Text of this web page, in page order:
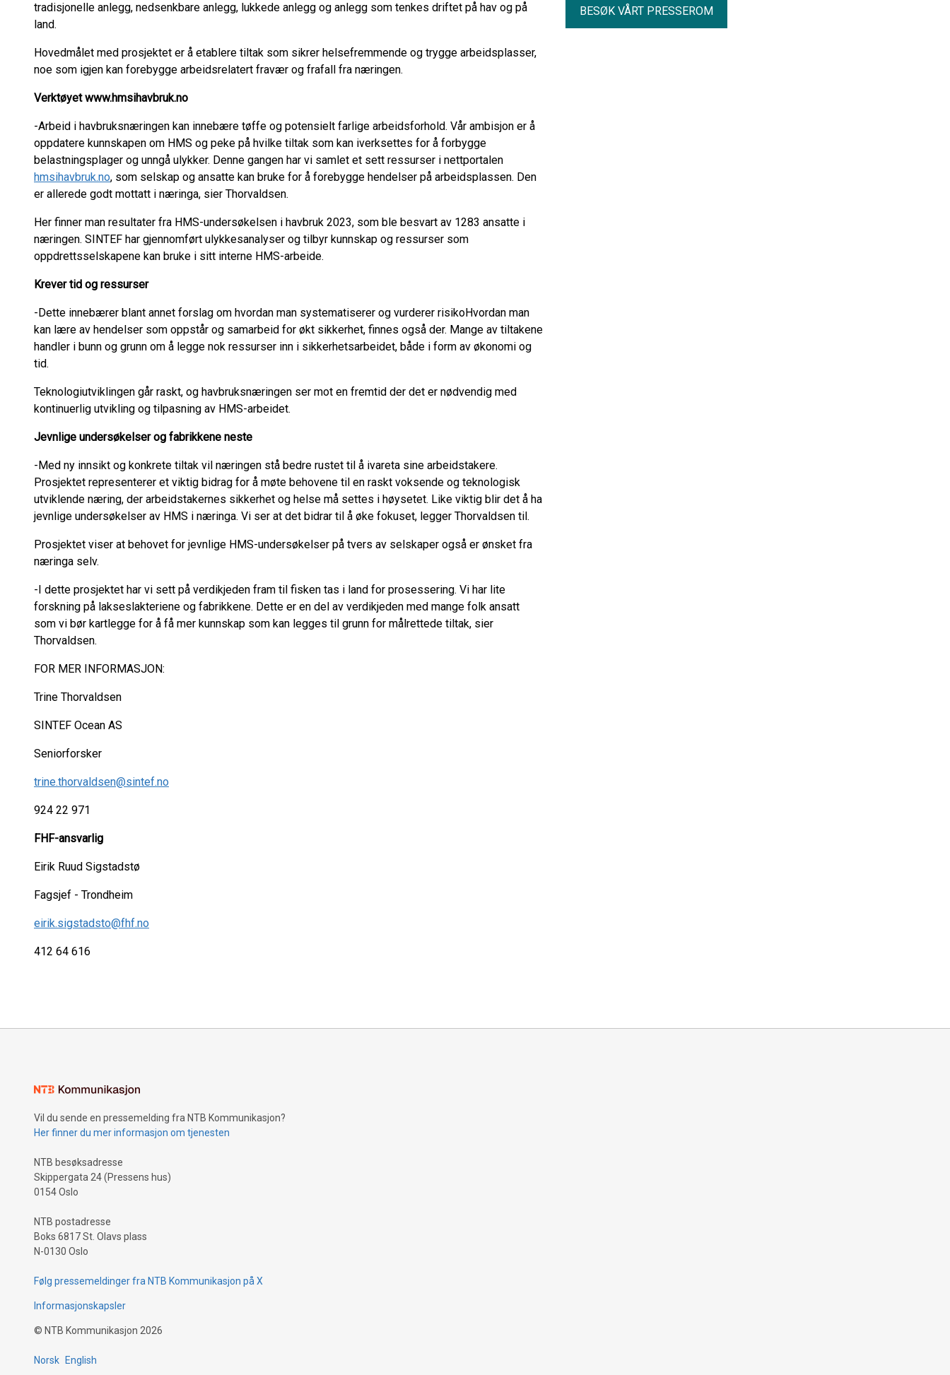
tradisjonelle anlegg, nedsenkbare anlegg, lukkede anlegg og anlegg som tenkes driftet på hav og på
land.
Hovedmålet med prosjektet er å etablere tiltak som sikrer helsefremmende og trygge arbeidsplasser,
noe som igjen kan forebygge arbeidsrelatert fravær og frafall fra næringen.
Verktøyet www.hmsihavbruk.no
-Arbeid i havbruksnæringen kan innebære tøffe og potensielt farlige arbeidsforhold. Vår ambisjon er å
oppdatere kunnskapen om HMS og peke på hvilke tiltak som kan iverksettes for å forbygge
belastningsplager og unngå ulykker. Denne gangen har vi samlet et sett ressurser i nettportalen
hmsihavbruk.no, som selskap og ansatte kan bruke for å forebygge hendelser på arbeidsplassen. Den
er allerede godt mottatt i næringa, sier Thorvaldsen.
Her finner man resultater fra HMS-undersøkelsen i havbruk 2023, som ble besvart av 1283 ansatte i
næringen. SINTEF har gjennomført ulykkesanalyser og tilbyr kunnskap og ressurser som
oppdrettsselskapene kan bruke i sitt interne HMS-arbeide.
Krever tid og ressurser
-Dette innebærer blant annet forslag om hvordan man systematiserer og vurderer risikoHvordan man
kan lære av hendelser som oppstår og samarbeid for økt sikkerhet, finnes også der. Mange av tiltakene
handler i bunn og grunn om å legge nok ressurser inn i sikkerhetsarbeidet, både i form av økonomi og
tid.
Teknologiutviklingen går raskt, og havbruksnæringen ser mot en fremtid der det er nødvendig med
kontinuerlig utvikling og tilpasning av HMS-arbeidet.
Jevnlige undersøkelser og fabrikkene neste
-Med ny innsikt og konkrete tiltak vil næringen stå bedre rustet til å ivareta sine arbeidstakere.
Prosjektet representerer et viktig bidrag for å møte behovene til en raskt voksende og teknologisk
utviklende næring, der arbeidstakernes sikkerhet og helse må settes i høysetet. Like viktig blir det å ha
jevnlige undersøkelser av HMS i næringa. Vi ser at det bidrar til å øke fokuset, legger Thorvaldsen til.
Prosjektet viser at behovet for jevnlige HMS-undersøkelser på tvers av selskaper også er ønsket fra
næringa selv.
-I dette prosjektet har vi sett på verdikjeden fram til fisken tas i land for prosessering. Vi har lite
forskning på lakseslakteriene og fabrikkene. Dette er en del av verdikjeden med mange folk ansatt
som vi bør kartlegge for å få mer kunnskap som kan legges til grunn for målrettede tiltak, sier
Thorvaldsen.
FOR MER INFORMASJON:
Trine Thorvaldsen
SINTEF Ocean AS
Seniorforsker
trine.thorvaldsen@sintef.no
924 22 971
FHF-ansvarlig
Eirik Ruud Sigstadstø
Fagsjef - Trondheim
eirik.sigstadsto@fhf.no
412 64 616
BESØK VÅRT PRESSEROM
Vil du sende en pressemelding fra NTB Kommunikasjon?
Her finner du mer informasjon om tjenesten
NTB besøksadresse
Skippergata 24 (Pressens hus)
0154 Oslo
NTB postadresse
Boks 6817 St. Olavs plass
N-0130 Oslo
Følg pressemeldinger fra NTB Kommunikasjon på X
Informasjonskapsler
© NTB Kommunikasjon 2026
Norsk English